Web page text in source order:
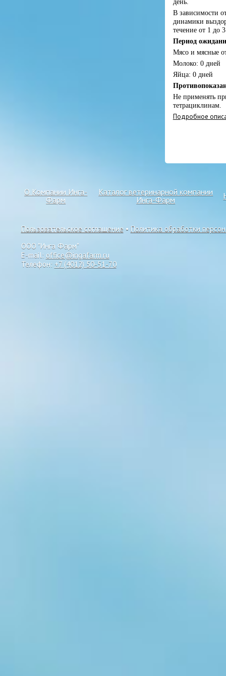
день.
В зависимости
динамики
течение от 1 до
Период
Мясо и мясные
Молоко: 0 дней
Яйца: 0 дней
Не применять
тетрациклинам.
Подробное
О Компании Инга-
Фарм
Каталог ветеринарной компании
Инга-Фарм
Пользовательское соглашение • Политика обработки
ООО "Инга Фарм"
E-mail: office@ingafarm.ru
Телефон: +7 (4012) 50-51-70